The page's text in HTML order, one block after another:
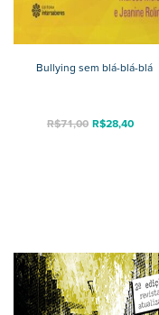
Bullying sem blá-blá-blá
R$71,00 O
R$28,40